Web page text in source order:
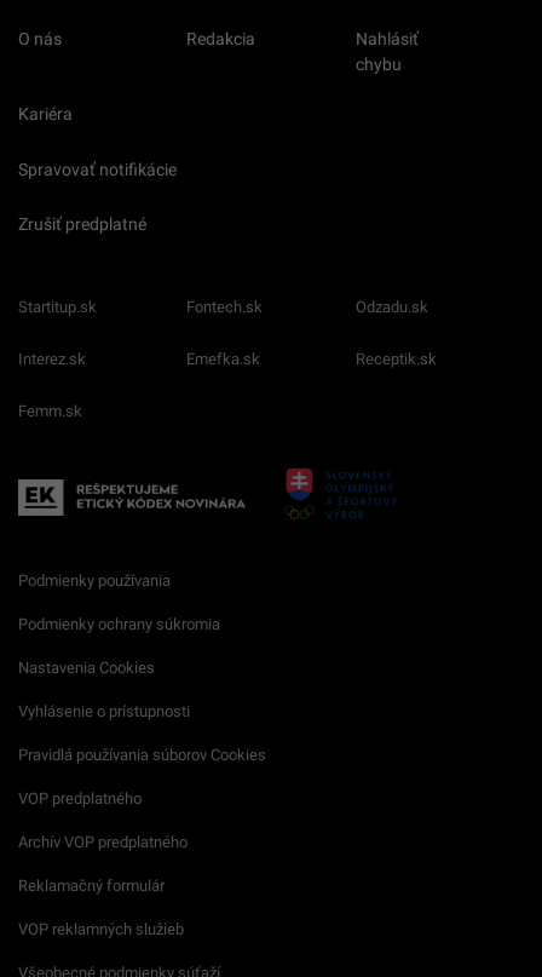
O nás Redakcia
Nahlásiť
chybu
Kariéra
Spravovať notifikácie
Zrušiť predplatné
Startitup.sk Fontech.sk Odzadu.sk
Interez.sk Emefka.sk Receptik.sk
Femm.sk
Podmienky používania
Podmienky ochrany súkromia
Nastavenia Cookies
Vyhlásenie o prístupnosti
Pravidlá používania súborov Cookies
VOP predplatného
Archív VOP predplatného
Reklamačný formulár
VOP reklamných služieb
Všeobecné podmienky súťaží